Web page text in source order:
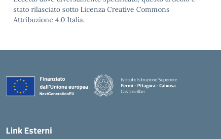
stato rilasciato sotto Licenza Creative Commons
Attribuzione 4.0 Italia.
Istituto Istruzione Superiore
Fermi - Pitagora - Calvosa
Castrovillari
Link Esterni